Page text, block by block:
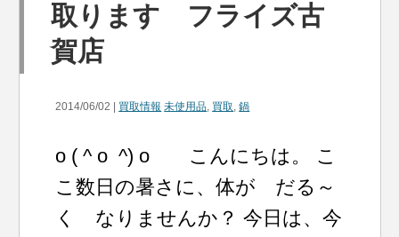
取ります フライズ古
賀店
2014/06/02 | 買取情報 未使用品, 買取,鍋
o ( ^ o ^) o こんにちは。 こ
こ数日の暑さに、体が だる～
く なりませんか？ 今日は、今